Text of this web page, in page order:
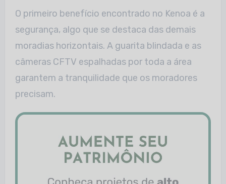
O primeiro benefício encontrado no Kenoa é a
segurança, algo que se destaca das demais
moradias horizontais. A guarita blindada e as
câmeras CFTV espalhadas por toda a área
garantem a tranquilidade que os moradores
precisam.